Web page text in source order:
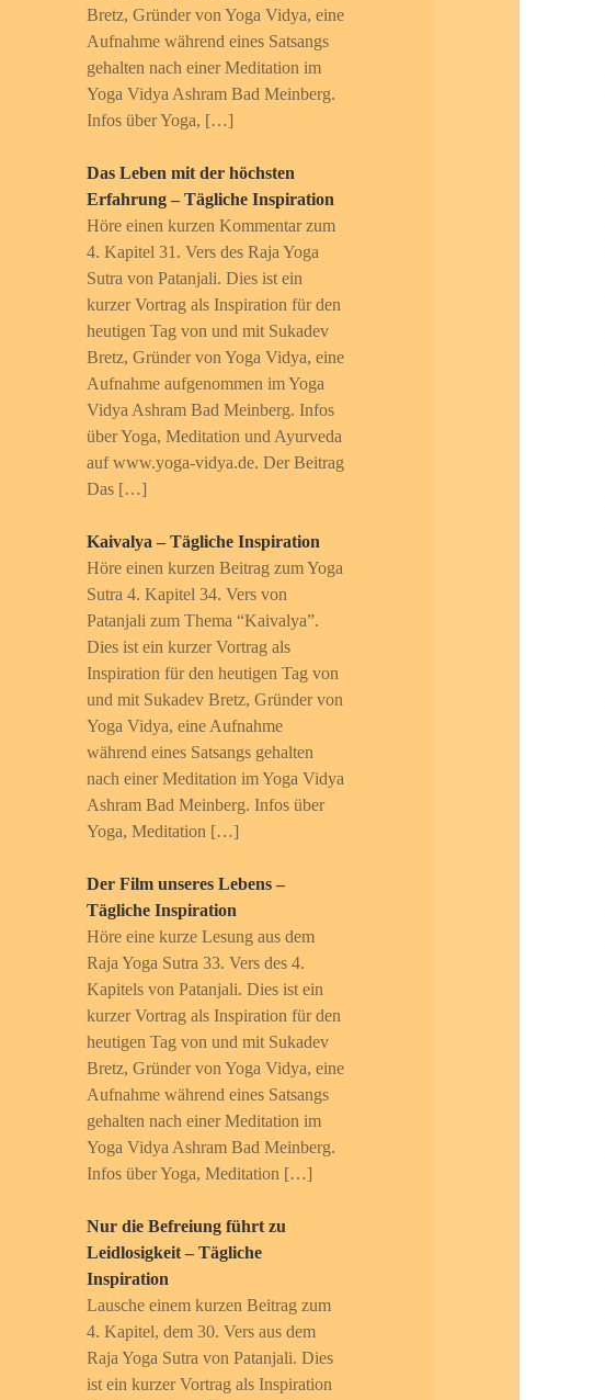
Bretz, Gründer von Yoga Vidya, eine
Aufnahme während eines Satsangs
gehalten nach einer Meditation im
Yoga Vidya Ashram Bad Meinberg.
Infos über Yoga, […]
Das Leben mit der höchsten
Erfahrung – Tägliche Inspiration
Höre einen kurzen Kommentar zum
4. Kapitel 31. Vers des Raja Yoga
Sutra von Patanjali. Dies ist ein
kurzer Vortrag als Inspiration für den
heutigen Tag von und mit Sukadev
Bretz, Gründer von Yoga Vidya, eine
Aufnahme aufgenommen im Yoga
Vidya Ashram Bad Meinberg. Infos
über Yoga, Meditation und Ayurveda
auf www.yoga-vidya.de. Der Beitrag
Das […]
Kaivalya – Tägliche Inspiration
Höre einen kurzen Beitrag zum Yoga
Sutra 4. Kapitel 34. Vers von
Patanjali zum Thema “Kaivalya”.
Dies ist ein kurzer Vortrag als
Inspiration für den heutigen Tag von
und mit Sukadev Bretz, Gründer von
Yoga Vidya, eine Aufnahme
während eines Satsangs gehalten
nach einer Meditation im Yoga Vidya
Ashram Bad Meinberg. Infos über
Yoga, Meditation […]
Der Film unseres Lebens –
Tägliche Inspiration
Höre eine kurze Lesung aus dem
Raja Yoga Sutra 33. Vers des 4.
Kapitels von Patanjali. Dies ist ein
kurzer Vortrag als Inspiration für den
heutigen Tag von und mit Sukadev
Bretz, Gründer von Yoga Vidya, eine
Aufnahme während eines Satsangs
gehalten nach einer Meditation im
Yoga Vidya Ashram Bad Meinberg.
Infos über Yoga, Meditation […]
Nur die Befreiung führt zu
Leidlosigkeit – Tägliche
Inspiration
Lausche einem kurzen Beitrag zum
4. Kapitel, dem 30. Vers aus dem
Raja Yoga Sutra von Patanjali. Dies
ist ein kurzer Vortrag als Inspiration